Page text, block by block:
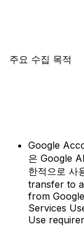
주요 수집 목적
Google
은 Google
한적으로 사
transfer to
from
Services
Use